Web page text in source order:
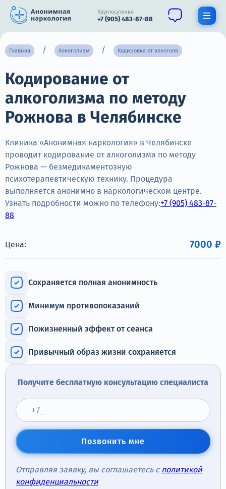
Круглосуточно
+7 (905) 483-87-88
О нас
Наркомания
Алкоголизм
Нарколог
Стационар
Психиатрия
Цены
Круглосуточно, анонимно
+7 (905) 483-87-88
Челябинск, улица Горького, 24
Главная Алкоголизм Кодировка от алкоголя
Кодирование от
алкоголизма по методу
Рожнова в Челябинске
Клиника «Анонимная наркология» в Челябинске
проводит кодирование от алкоголизма по методу
Рожнова — безмедикаментозную
психотерапевтическую технику. Процедура
выполняется анонимно в наркологическом центре.
Узнать подробности можно по телефону:+7 (905) 483-87-
88
Цена: 7000 ₽
Сохраняется полная анонимность
Минимум противопоказаний
Пожизненный эффект от сеанса
Привычный образ жизни сохраняется
Получите бесплатную консультацию специалиста
Позвонить мне
Отправляя заявку, вы соглашаетесь с политикой
конфиденциальности